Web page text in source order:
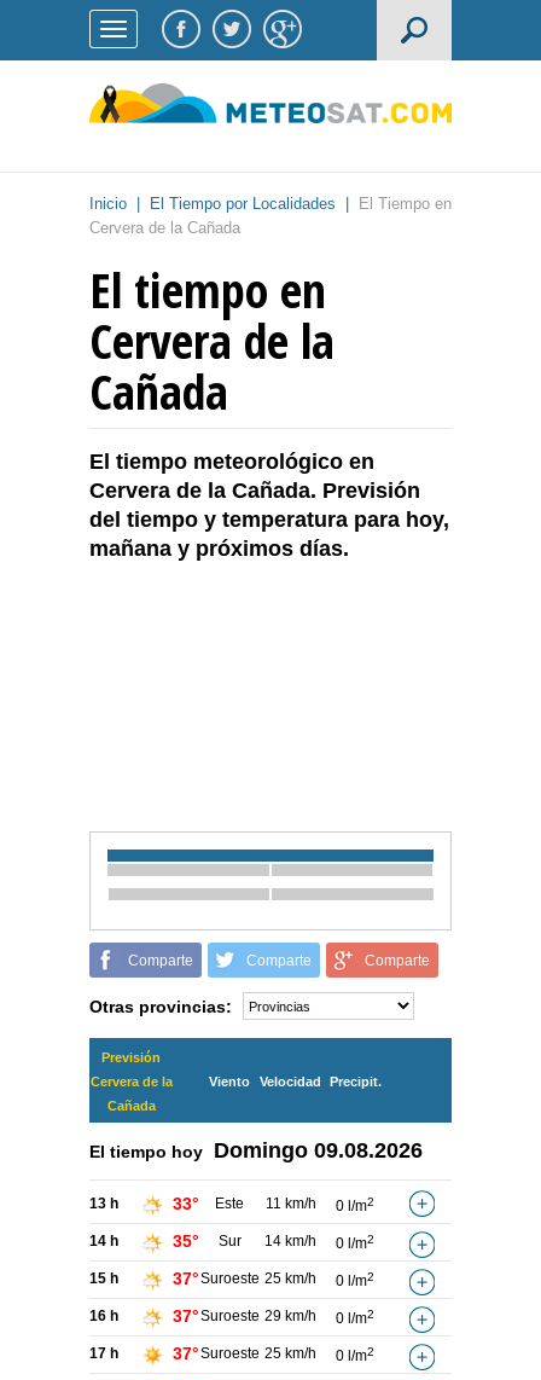
Inicio El Tiempo por Localidades
El Tiempo en
Cervera de la Cañada
El tiempo en
Cervera de la
Cañada
El tiempo meteorológico en
Cervera de la Cañada. Previsión
del tiempo y temperatura para hoy,
mañana y próximos días.
Comparte Comparte Comparte
Otras provincias:
Previsión
Cervera de la
Cañada
Viento Velocidad Precipit.
El tiempo hoy Domingo 09.08.2026
13 h 33° Este 11 km/h 0 l/m2
14 h 35° Sur 14 km/h 0 l/m2
15 h 37°Suroeste 25 km/h 0 l/m2
16 h 37°Suroeste 29 km/h 0 l/m2
17 h 37°Suroeste 25 km/h 0 l/m2